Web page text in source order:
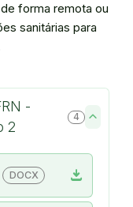
forma remota ou
sanitárias para
-
2
4
download
DOCX